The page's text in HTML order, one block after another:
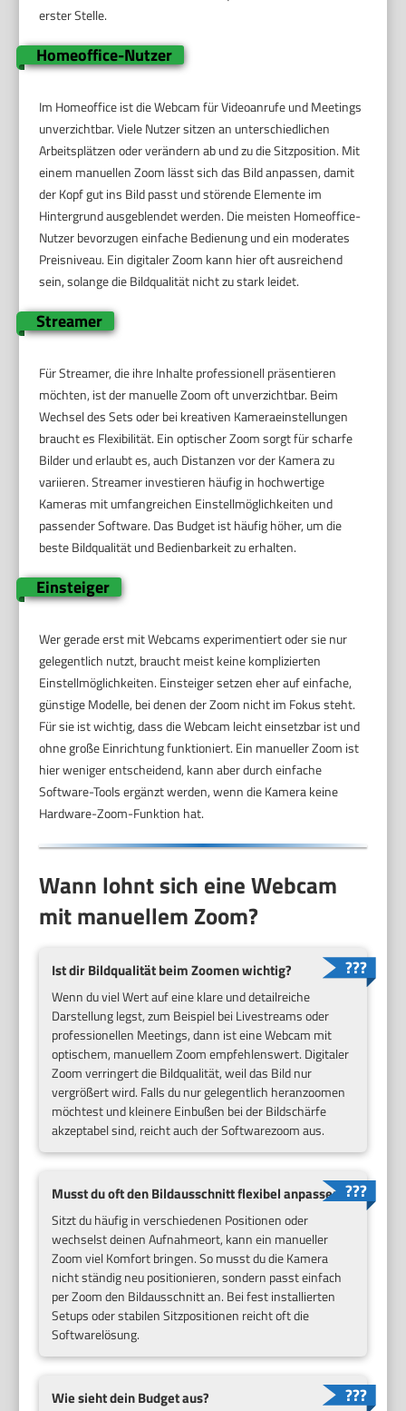
erster Stelle.
Homeoffice-Nutzer
Im Homeoffice ist die Webcam für Videoanrufe und Meetings
unverzichtbar. Viele Nutzer sitzen an unterschiedlichen
Arbeitsplätzen oder verändern ab und zu die Sitzposition. Mit
einem manuellen Zoom lässt sich das Bild anpassen, damit
der Kopf gut ins Bild passt und störende Elemente im
Hintergrund ausgeblendet werden. Die meisten Homeoffice-
Nutzer bevorzugen einfache Bedienung und ein moderates
Preisniveau. Ein digitaler Zoom kann hier oft ausreichend
sein, solange die Bildqualität nicht zu stark leidet.
Streamer
Für Streamer, die ihre Inhalte professionell präsentieren
möchten, ist der manuelle Zoom oft unverzichtbar. Beim
Wechsel des Sets oder bei kreativen Kameraeinstellungen
braucht es Flexibilität. Ein optischer Zoom sorgt für scharfe
Bilder und erlaubt es, auch Distanzen vor der Kamera zu
variieren. Streamer investieren häufig in hochwertige
Kameras mit umfangreichen Einstellmöglichkeiten und
passender Software. Das Budget ist häufig höher, um die
beste Bildqualität und Bedienbarkeit zu erhalten.
Einsteiger
Wer gerade erst mit Webcams experimentiert oder sie nur
gelegentlich nutzt, braucht meist keine komplizierten
Einstellmöglichkeiten. Einsteiger setzen eher auf einfache,
günstige Modelle, bei denen der Zoom nicht im Fokus steht.
Für sie ist wichtig, dass die Webcam leicht einsetzbar ist und
ohne große Einrichtung funktioniert. Ein manueller Zoom ist
hier weniger entscheidend, kann aber durch einfache
Software-Tools ergänzt werden, wenn die Kamera keine
Hardware-Zoom-Funktion hat.
Wann lohnt sich eine Webcam
mit manuellem Zoom?
Ist dir Bildqualität beim Zoomen wichtig?
Wenn du viel Wert auf eine klare und detailreiche
Darstellung legst, zum Beispiel bei Livestreams oder
professionellen Meetings, dann ist eine Webcam mit
optischem, manuellem Zoom empfehlenswert. Digitaler
Zoom verringert die Bildqualität, weil das Bild nur
vergrößert wird. Falls du nur gelegentlich heranzoomen
möchtest und kleinere Einbußen bei der Bildschärfe
akzeptabel sind, reicht auch der Softwarezoom aus.
Musst du oft den Bildausschnitt flexibel anpassen?
Sitzt du häufig in verschiedenen Positionen oder
wechselst deinen Aufnahmeort, kann ein manueller
Zoom viel Komfort bringen. So musst du die Kamera
nicht ständig neu positionieren, sondern passt einfach
per Zoom den Bildausschnitt an. Bei fest installierten
Setups oder stabilen Sitzpositionen reicht oft die
Softwarelösung.
Wie sieht dein Budget aus?